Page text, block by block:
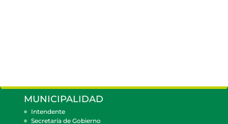
MUNICIPALIDAD
Intendente
Secretaría de Gobierno